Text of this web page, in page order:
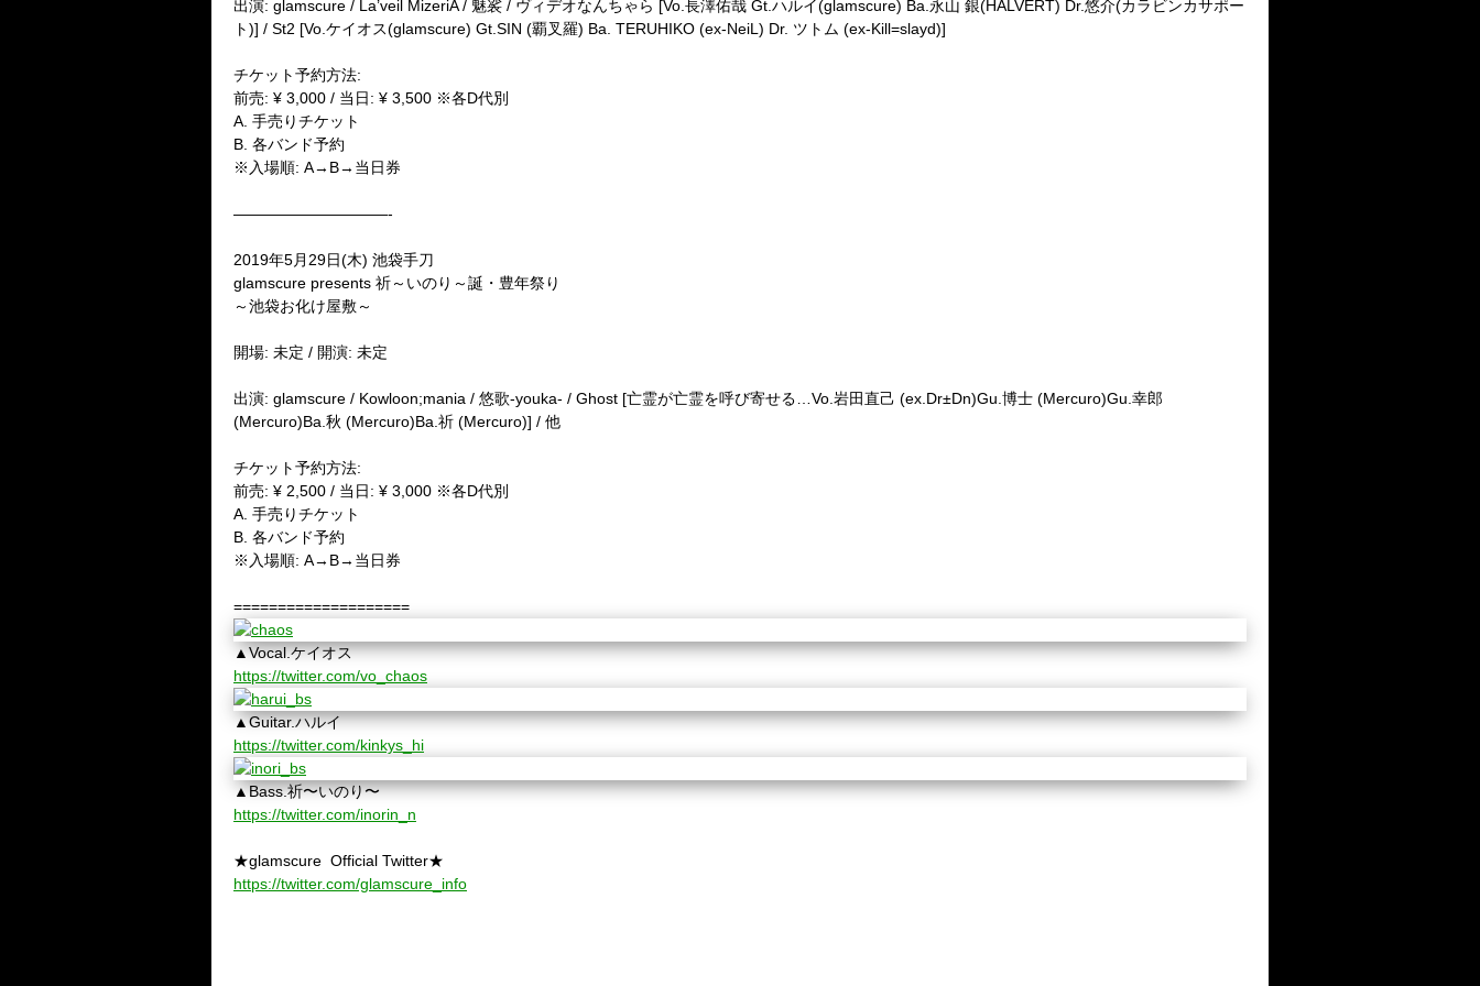
出演: glamscure / La’veil MizeriA / 魅裟 / ヴィデオなんちゃら [Vo.長澤佑哉 Gt.ハルイ(glamscure) Ba.永山 銀(HALVERT) Dr.悠介(カラビンカサポー
ト)] / St2 [Vo.ケイオス(glamscure) Gt.SIN (覇叉羅) Ba. TERUHIKO (ex-NeiL) Dr. ツトム (ex-Kill=slayd)]
チケット予約方法:
前売: ¥ 3,000 / 当日: ¥ 3,500 ※各D代別
A. 手売りチケット
B. 各バンド予約
※入場順: A→B→当日券
——————————-
2019年5月29日(木) 池袋手刀
glamscure presents 祈～いのり～誕・豊年祭り
～池袋お化け屋敷～
開場: 未定 / 開演: 未定
出演: glamscure / Kowloon;mania / 悠歌-youka- / Ghost [亡霊が亡霊を呼び寄せる…Vo.岩田直己 (ex.Dr±Dn)Gu.博士 (Mercuro)Gu.幸郎
(Mercuro)Ba.秋 (Mercuro)Ba.祈 (Mercuro)] / 他
チケット予約方法:
前売: ¥ 2,500 / 当日: ¥ 3,000 ※各D代別
A. 手売りチケット
B. 各バンド予約
※入場順: A→B→当日券
====================
▲Vocal.ケイオス
https://twitter.com/vo_chaos
▲Guitar.ハルイ
https://twitter.com/kinkys_hi
▲Bass.祈〜いのり〜
https://twitter.com/inorin_n
★glamscure Official Twitter★
https://twitter.com/glamscure_info